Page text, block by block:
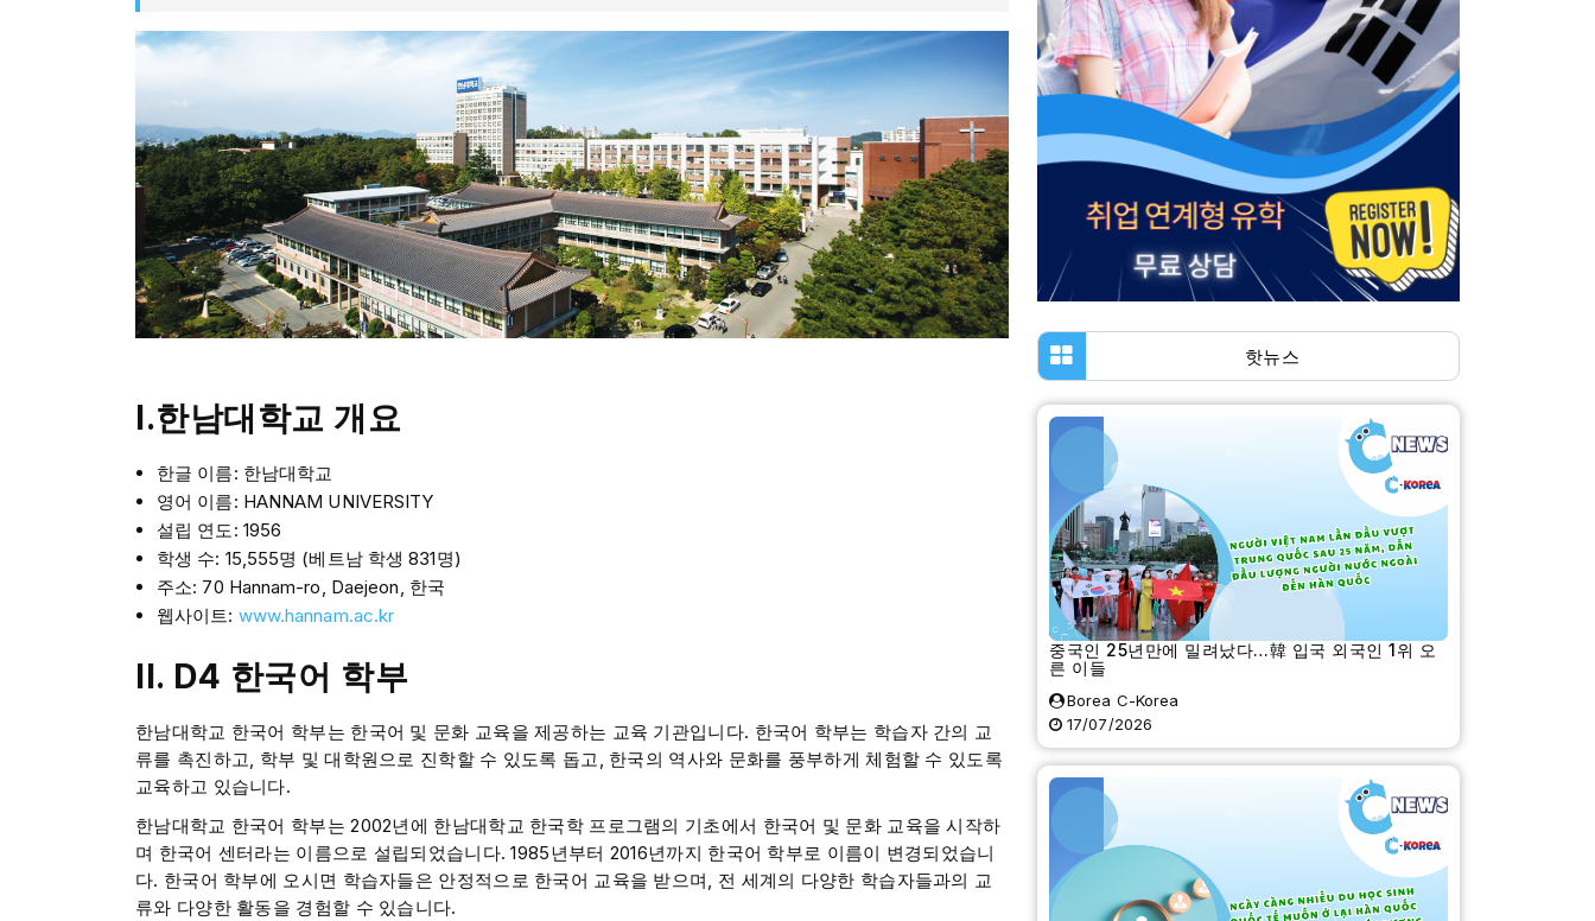
I.한남대학교 개요
한글 이름: 한남대학교
영어 이름: HANNAM UNIVERSITY
설립 연도: 1956
학생 수: 15,555명 (베트남 학생 831명)
주소: 70 Hannam-ro, Daejeon, 한국
웹사이트: www.hannam.ac.kr
II. D4 한국어 학부
한남대학교 한국어 학부는 한국어 및 문화 교육을 제공하는 교육 기관입니다. 한국어 학부는 학습자 간의 교
류를 촉진하고, 학부 및 대학원으로 진학할 수 있도록 돕고, 한국의 역사와 문화를 풍부하게 체험할 수 있도록
교육하고 있습니다.
한남대학교 한국어 학부는 2002년에 한남대학교 한국학 프로그램의 기초에서 한국어 및 문화 교육을 시작하
며 한국어 센터라는 이름으로 설립되었습니다. 1985년부터 2016년까지 한국어 학부로 이름이 변경되었습니
다. 한국어 학부에 오시면 학습자들은 안정적으로 한국어 교육을 받으며, 전 세계의 다양한 학습자들과의 교
류와 다양한 활동을 경험할 수 있습니다.
핫뉴스
중국인 25년만에 밀려났다…韓 입국 외국인 1위 오
른 이들
Borea C-Korea
17/07/2026